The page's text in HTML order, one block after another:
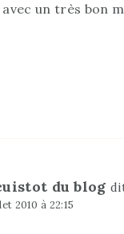
un très bon
du blog
2010 à 22:15